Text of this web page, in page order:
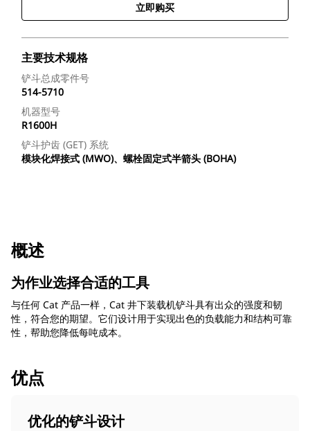
立即购买
主要技术规格
铲斗总成零件号
514-5710
机器型号
R1600H
铲斗护齿 (GET) 系统
模块化焊接式 (MWO)、螺栓固定式半箭头 (BOHA)
概述
为作业选择合适的工具
与任何 Cat 产品一样，Cat 井下装载机铲斗具有出众的强度和韧
性，符合您的期望。它们设计用于实现出色的负载能力和结构可靠
性，帮助您降低每吨成本。
优点
优化的铲斗设计